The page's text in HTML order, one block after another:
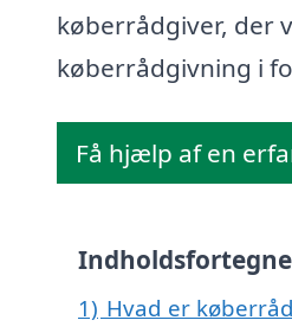
køberrådgiver, der
køberrådgivning i
Få hjælp af en
1) Hvad er